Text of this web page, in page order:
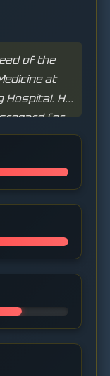
of the
at
Hospital. He
for
but has an
most